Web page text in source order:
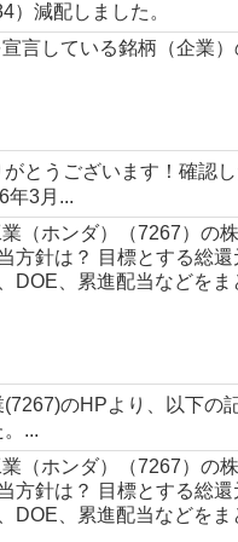
）減配しました。
言している銘柄（企業）
とうございます！確認
年3月...
（ホンダ）（7267）の
方針は？ 目標とする総還
DOE、累進配当などをま
のHPより、以下の
...
（ホンダ）（7267）の
方針は？ 目標とする総還
DOE、累進配当などをま